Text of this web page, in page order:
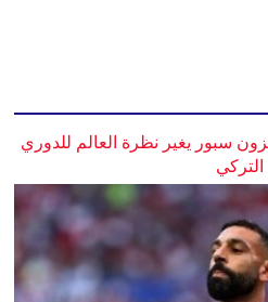
سبور يغير نظرة العالم للدوري
التركي